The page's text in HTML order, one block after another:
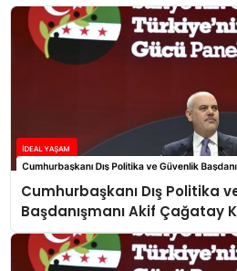
Cumhurbaşkanı Dış Politika
Başdanışmanı Akif Çağatay
Panelinde Önemli